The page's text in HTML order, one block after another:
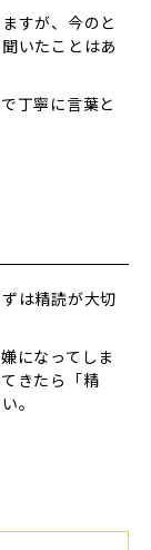
すが、今のと
いたことはあ
丁寧に言葉と
は精読が大切
になってしま
きたら「精
。